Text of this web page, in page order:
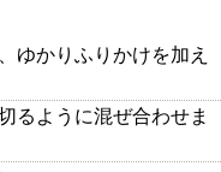
かりふりかけを加え
ように混ぜ合わせま